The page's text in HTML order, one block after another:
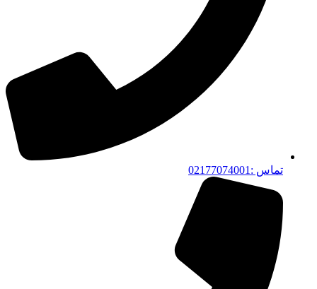
تماس :02177074001